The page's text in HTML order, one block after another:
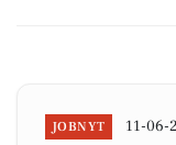
JOBNYT 11-06-